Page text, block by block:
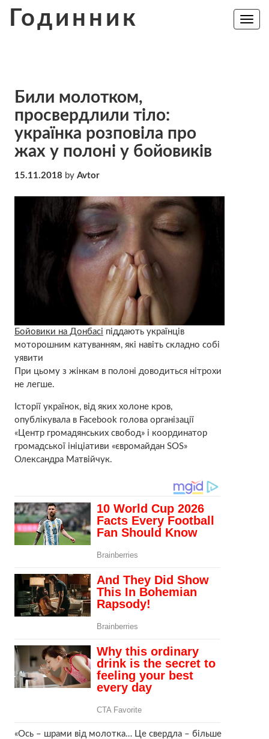
Годинник
Toggle
Били молотком,
просвердлили тіло:
українка розповіла про
жах у полоні у бойовиків
15.11.2018 by Avtor
Бойовики на Донбасі піддають українців
моторошним катуванням, які навіть складно собі
уявити
При цьому з жінкам в полоні доводиться нітрохи
не легше.
Історії українок, від яких холоне кров,
опублікувала в Facebook голова організації
«Центр громадянських свобод» і координатор
громадської ініціативи «євромайдан SOS»
Олександра Матвійчук.
«Ось – шрами від молотка… Це свердла – більше